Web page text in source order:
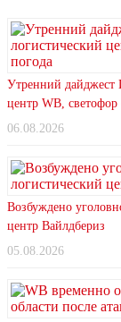
Утренний дайджест
центр WB,
06.08.2026
Возбуждено
центр Вайлдбериз
05.08.2026